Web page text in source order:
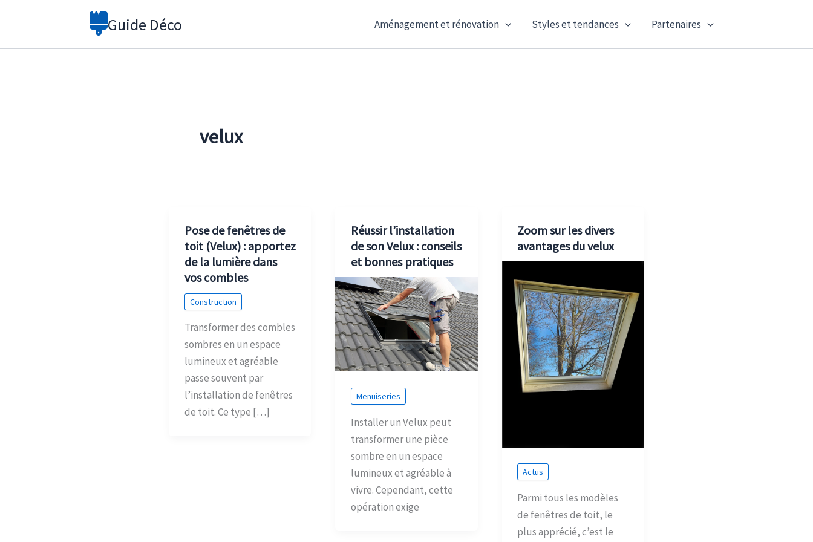
Guide Déco Aménagement et rénovation Styles et tendances Partenaires
velux
Pose de fenêtres de
toit (Velux) : apportez
de la lumière dans
vos combles
Construction
Transformer des combles
sombres en un espace
lumineux et agréable
passe souvent par
l’installation de fenêtres
de toit. Ce type […]
Réussir l’installation
de son Velux : conseils
et bonnes pratiques
Menuiseries
Installer un Velux peut
transformer une pièce
sombre en un espace
lumineux et agréable à
vivre. Cependant, cette
opération exige
Zoom sur les divers
avantages du velux
Actus
Parmi tous les modèles
de fenêtres de toit, le
plus apprécié, c’est le